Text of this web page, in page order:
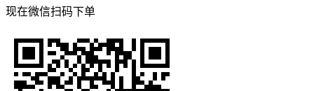
现在微信扫码下单